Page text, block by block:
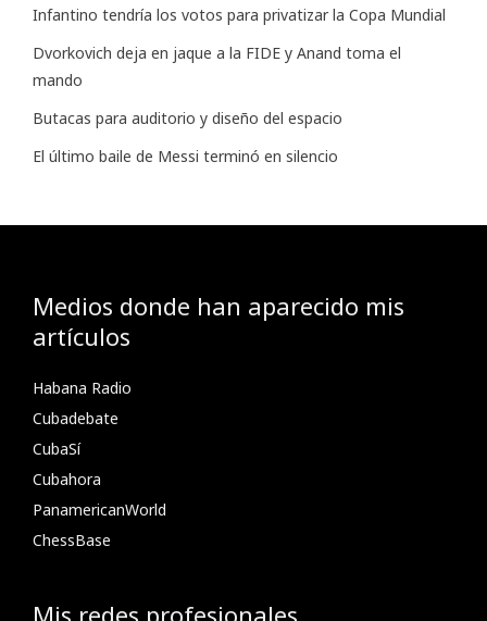
Infantino tendría los votos para privatizar la Copa Mundial
Dvorkovich deja en jaque a la FIDE y Anand toma el
mando
Butacas para auditorio y diseño del espacio
El último baile de Messi terminó en silencio
Medios donde han aparecido mis
artículos
Habana Radio
Cubadebate
CubaSí
Cubahora
PanamericanWorld
ChessBase
Mis redes profesionales